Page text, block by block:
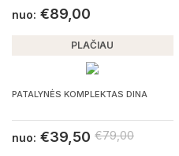
nuo: €89,00
PLAČIAU
PATALYNĖS KOMPLEKTAS DINA
nuo: €39,50 €79,00